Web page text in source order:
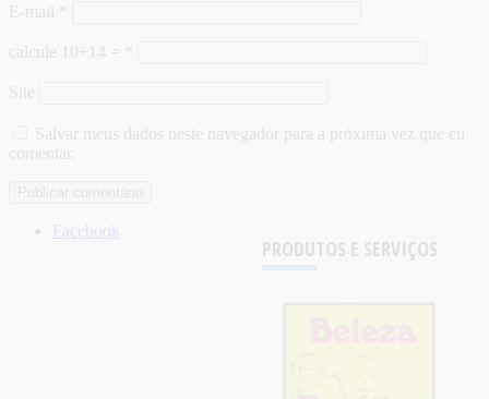
E-mail
calcule 10+14 =
Site
Salvar meus dados neste navegador para a próxima vez que eu
comentar.
PRODUTOS E SERVIÇOS
Facebook